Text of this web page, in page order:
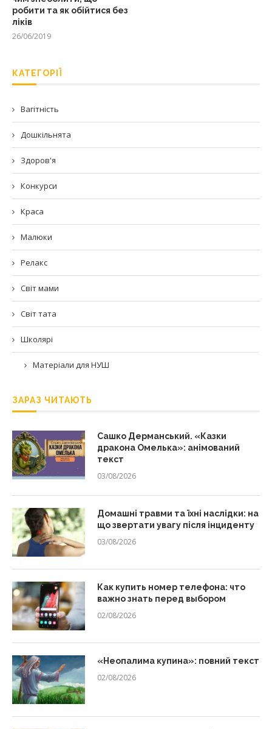
робити та як обійтися без
ліків
26/06/2019
КАТЕГОРІЇ
Вагітність
Дошкільнята
Здоров'я
Конкурси
Краса
Малюки
Релакс
Світ мами
Світ тата
Школярі
Матеріали для НУШ
ЗАРАЗ ЧИТАЮТЬ
Сашко Дерманський. «Казки
дракона Омелька»: анімований
текст
03/08/2026
Домашні травми та їхні наслідки: на
що звертати увагу після інциденту
03/08/2026
Как купить номер телефона: что
важно знать перед выбором
02/08/2026
«Неопалима купина»: повний текст
02/08/2026